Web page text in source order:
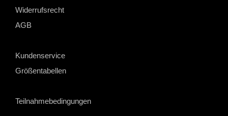
Widerrufsrecht
AGB
Kundenservice
Größentabellen
Teilnahmebedingungen